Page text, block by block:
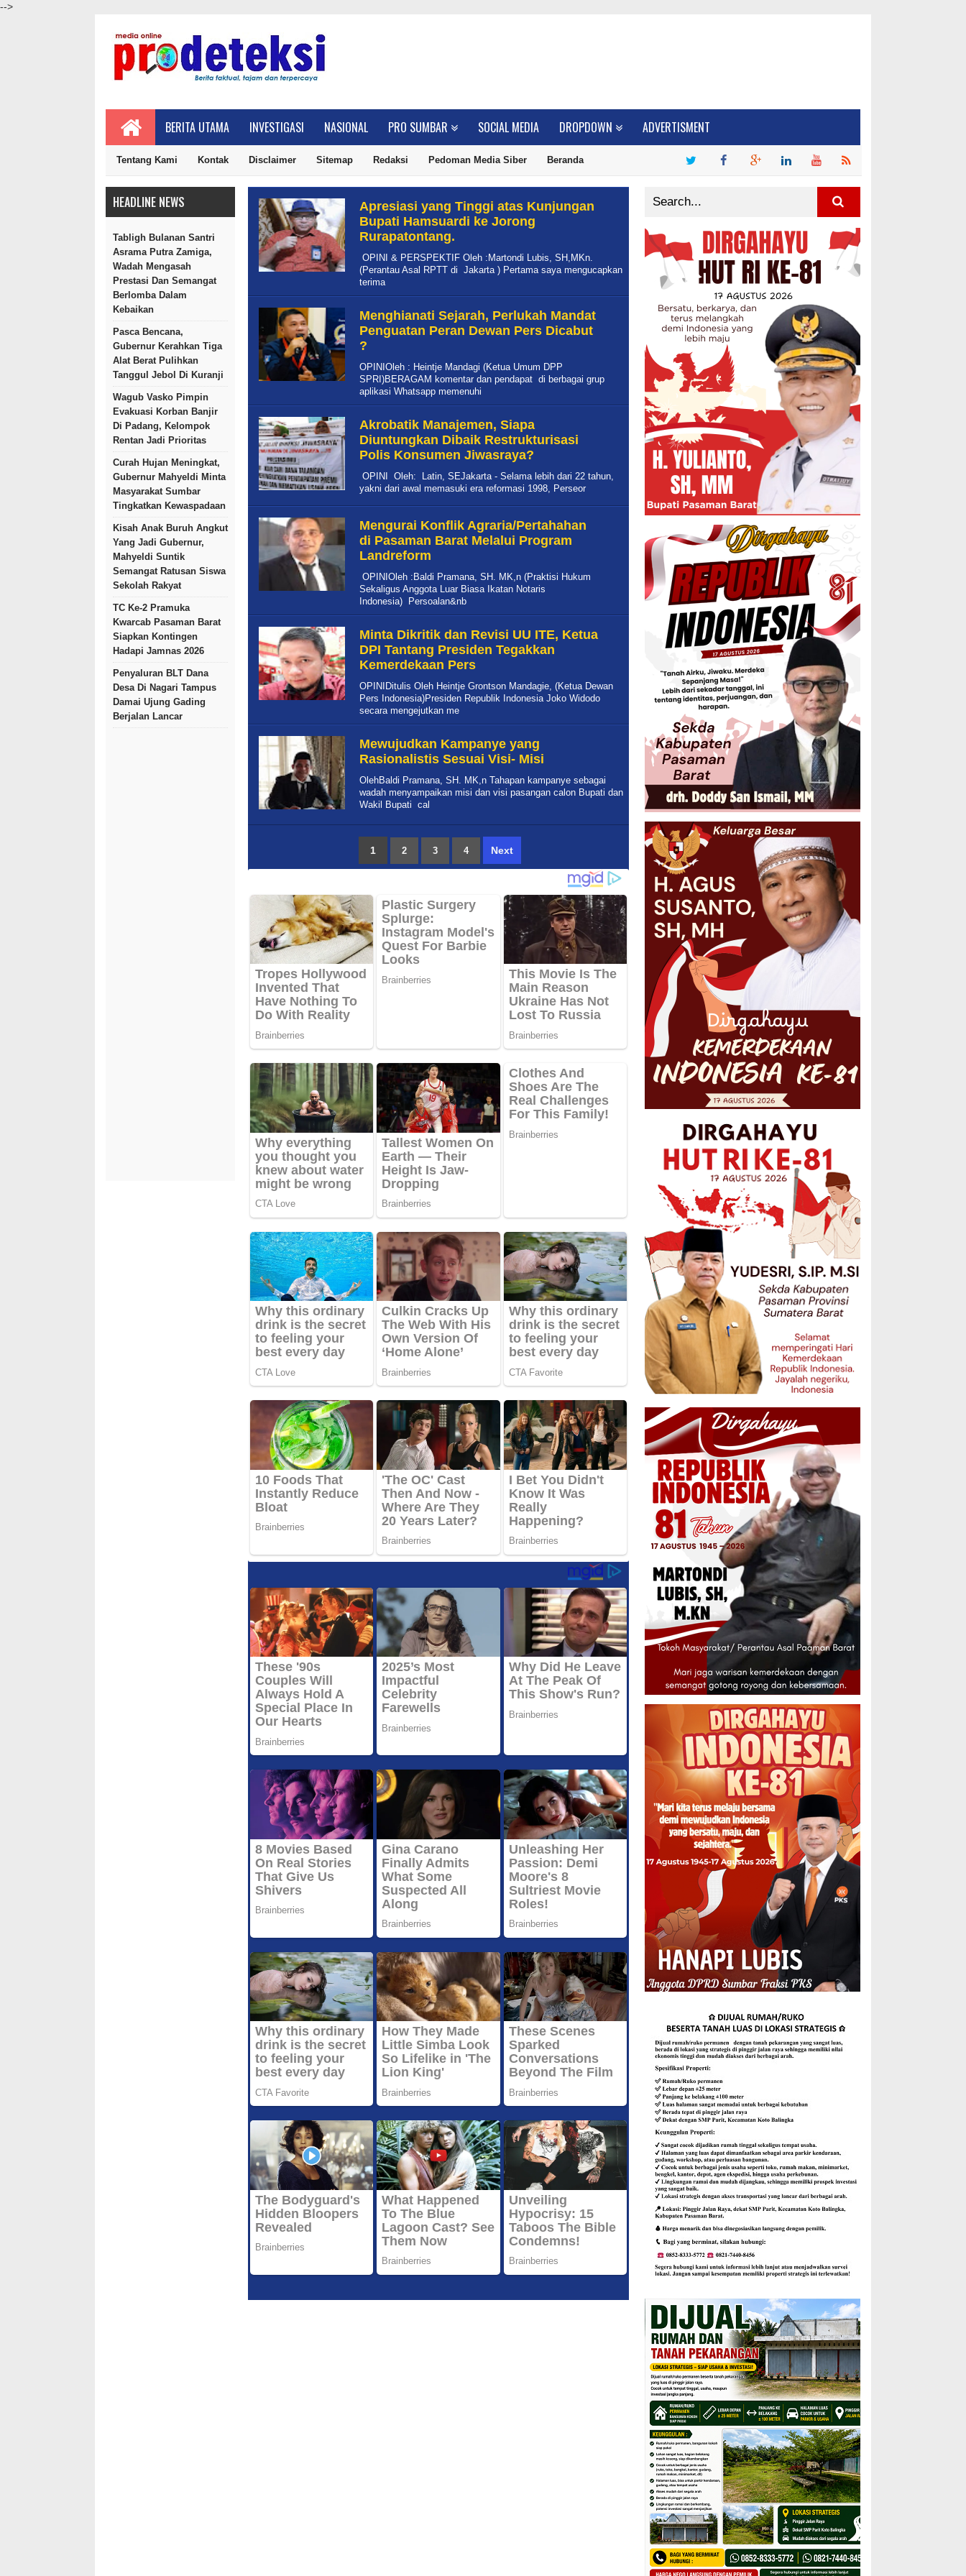
-->
BERITA UTAMA INVESTIGASI NASIONAL PRO SUMBAR SOCIAL MEDIA DROPDOWN ADVERTISMENT
Tentang Kami Kontak Disclaimer Sitemap Redaksi Pedoman Media Siber Beranda
HEADLINE NEWS
Tabligh Bulanan Santri
Asrama Putra Zamiga,
Wadah Mengasah
Prestasi Dan Semangat
Berlomba Dalam
Kebaikan
Pasca Bencana,
Gubernur Kerahkan Tiga
Alat Berat Pulihkan
Tanggul Jebol Di Kuranji
Wagub Vasko Pimpin
Evakuasi Korban Banjir
Di Padang, Kelompok
Rentan Jadi Prioritas
Curah Hujan Meningkat,
Gubernur Mahyeldi Minta
Masyarakat Sumbar
Tingkatkan Kewaspadaan
Kisah Anak Buruh Angkut
Yang Jadi Gubernur,
Mahyeldi Suntik
Semangat Ratusan Siswa
Sekolah Rakyat
TC Ke-2 Pramuka
Kwarcab Pasaman Barat
Siapkan Kontingen
Hadapi Jamnas 2026
Penyaluran BLT Dana
Desa Di Nagari Tampus
Damai Ujung Gading
Berjalan Lancar
Apresiasi yang Tinggi atas Kunjungan
Bupati Hamsuardi ke Jorong
Rurapatontang.
OPINI & PERSPEKTIF Oleh :Martondi Lubis, SH,MKn.
(Perantau Asal RPTT di Jakarta ) Pertama saya mengucapkan
terima
Menghianati Sejarah, Perlukah Mandat
Penguatan Peran Dewan Pers Dicabut
?
OPINIOleh : Heintje Mandagi (Ketua Umum DPP
SPRI)BERAGAM komentar dan pendapat di berbagai grup
aplikasi Whatsapp memenuhi
Akrobatik Manajemen, Siapa
Diuntungkan Dibaik Restrukturisasi
Polis Konsumen Jiwasraya?
OPINI Oleh: Latin, SEJakarta - Selama lebih dari 22 tahun,
yakni dari awal memasuki era reformasi 1998, Perseor
Mengurai Konflik Agraria/Pertahahan
di Pasaman Barat Melalui Program
Landreform
OPINIOleh :Baldi Pramana, SH. MK,n (Praktisi Hukum
Sekaligus Anggota Luar Biasa Ikatan Notaris
Indonesia) Persoalan&nb
Minta Dikritik dan Revisi UU ITE, Ketua
DPI Tantang Presiden Tegakkan
Kemerdekaan Pers
OPINIDitulis Oleh Heintje Grontson Mandagie, (Ketua Dewan
Pers Indonesia)Presiden Republik Indonesia Joko Widodo
secara mengejutkan me
Mewujudkan Kampanye yang
Rasionalistis Sesuai Visi- Misi
OlehBaldi Pramana, SH. MK,n Tahapan kampanye sebagai
wadah menyampaikan misi dan visi pasangan calon Bupati dan
Wakil Bupati cal
1 2 3 4 Next